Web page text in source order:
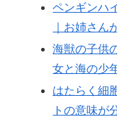
ペンギンハ
｜お姉さん
海獣の子供
女と海の少
はたらく細
トの意味が